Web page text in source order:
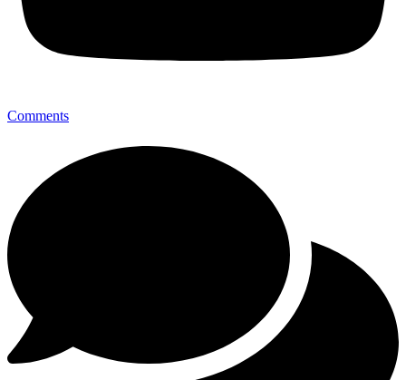
Comments